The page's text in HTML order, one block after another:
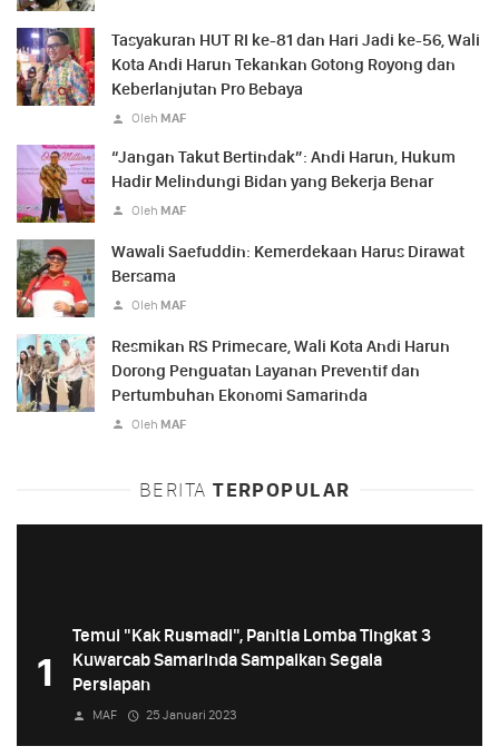
Tasyakuran HUT RI ke-81 dan Hari Jadi ke-56, Wali
Kota Andi Harun Tekankan Gotong Royong dan
Keberlanjutan Pro Bebaya
Oleh MAF
“Jangan Takut Bertindak”: Andi Harun, Hukum
Hadir Melindungi Bidan yang Bekerja Benar
Oleh MAF
Wawali Saefuddin: Kemerdekaan Harus Dirawat
Bersama
Oleh MAF
Resmikan RS Primecare, Wali Kota Andi Harun
Dorong Penguatan Layanan Preventif dan
Pertumbuhan Ekonomi Samarinda
Oleh MAF
BERITA TERPOPULAR
1
Temui "Kak Rusmadi", Panitia Lomba Tingkat 3
Kuwarcab Samarinda Sampaikan Segala
Persiapan
MAF 25 Januari 2023